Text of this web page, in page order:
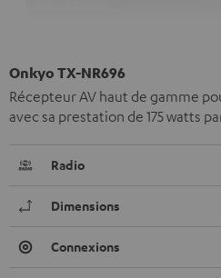
Onkyo TX-NR696
Récepteur AV haut de gamme
avec sa prestation de 175 watts
Radio
Dimensions
Connexions